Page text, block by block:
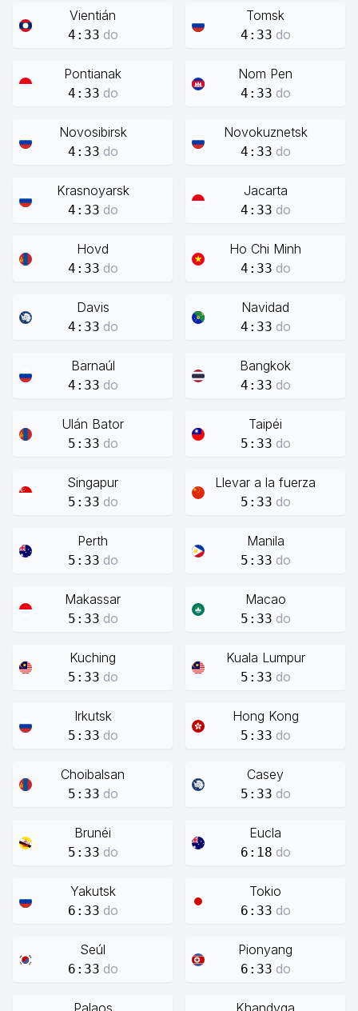
Vientián
4:33 do
Tomsk
4:33 do
Pontianak
4:33 do
Nom Pen
4:33 do
Novosibirsk
4:33 do
Novokuznetsk
4:33 do
Krasnoyarsk
4:33 do
Jacarta
4:33 do
Hovd
4:33 do
Ho Chi Minh
4:33 do
Davis
4:33 do
Navidad
4:33 do
Barnaúl
4:33 do
Bangkok
4:33 do
Ulán Bator
5:33 do
Taipéi
5:33 do
Singapur
5:33 do
Llevar a la fuerza
5:33 do
Perth
5:33 do
Manila
5:33 do
Makassar
5:33 do
Macao
5:33 do
Kuching
5:33 do
Kuala Lumpur
5:33 do
Irkutsk
5:33 do
Hong Kong
5:33 do
Choibalsan
5:33 do
Casey
5:33 do
Brunéi
5:33 do
Eucla
6:18 do
Yakutsk
6:33 do
Tokio
6:33 do
Seúl
6:33 do
Pionyang
6:33 do
Palaos Khandyga